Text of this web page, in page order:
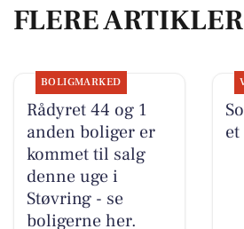
FLERE ARTIKLER
BOLIGMARKED
Rådyret 44 og 1
anden boliger er
kommet til salg
denne uge i
Støvring - se
boligerne her.